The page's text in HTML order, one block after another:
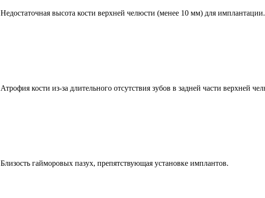
Недостаточная высота кости верхней челюсти (менее 10 мм) для имплантации.
Атрофия кости из-за длительного отсутствия зубов в задней части верхней
Близость гайморовых пазух, препятствующая установке имплантов.